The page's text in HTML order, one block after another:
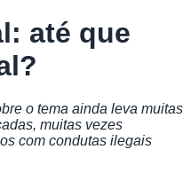
até que
o tema ainda leva muitas
muitas vezes
com condutas ilegais